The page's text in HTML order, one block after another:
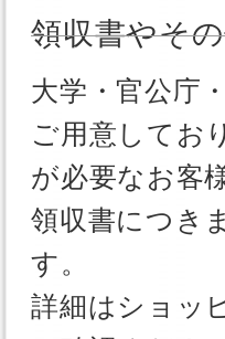
領収書やそ
大学・官公庁
ご用意してお
が必要なお客
領収書につき
す。
詳細はショッ